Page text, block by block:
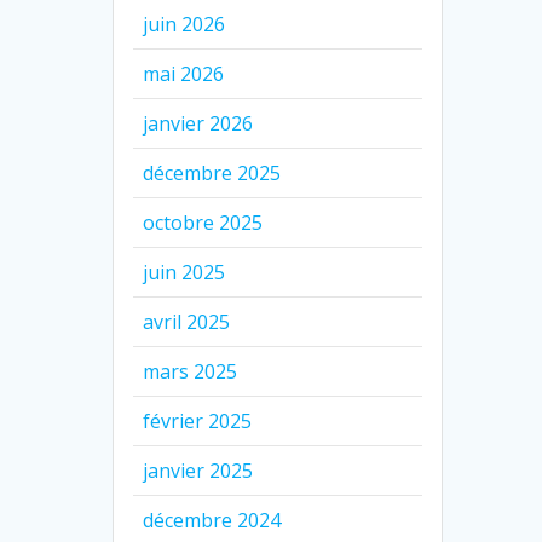
juin 2026
mai 2026
janvier 2026
décembre 2025
octobre 2025
juin 2025
avril 2025
mars 2025
février 2025
janvier 2025
décembre 2024